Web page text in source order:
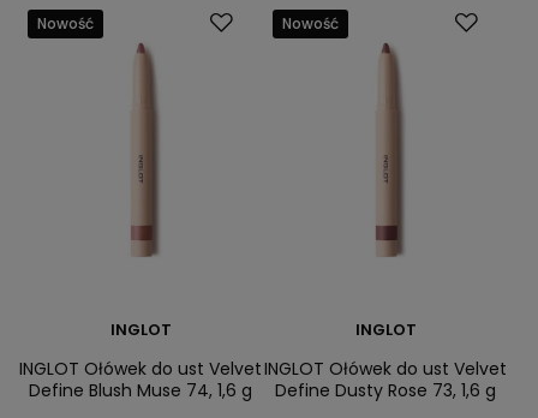
Nowość
INGLOT
INGLOT Ołówek do ust Velvet
Define Blush Muse 74, 1,6 g
Nowość
INGLOT
INGLOT Ołówek do ust Velvet
Define Dusty Rose 73, 1,6 g